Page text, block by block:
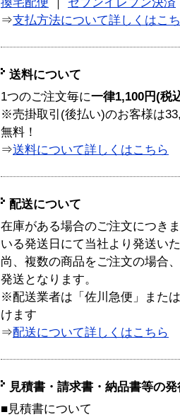
換宅配便
セブンイレブン決済
⇒支払方法について詳しくはこ
送料について
1つのご注文毎に一律1,100円(税
※売掛取引(後払い)のお客様は
無料！
⇒送料について詳しくはこちら
配送について
在庫がある場合のご注文につき
いる発送日にて当社より発送い
尚、複数の商品をご注文の場合
発送となります。
※配送業者は「佐川急便」また
けます
⇒配送について詳しくはこちら
見積書・請求書・納品書等の
■見積書について